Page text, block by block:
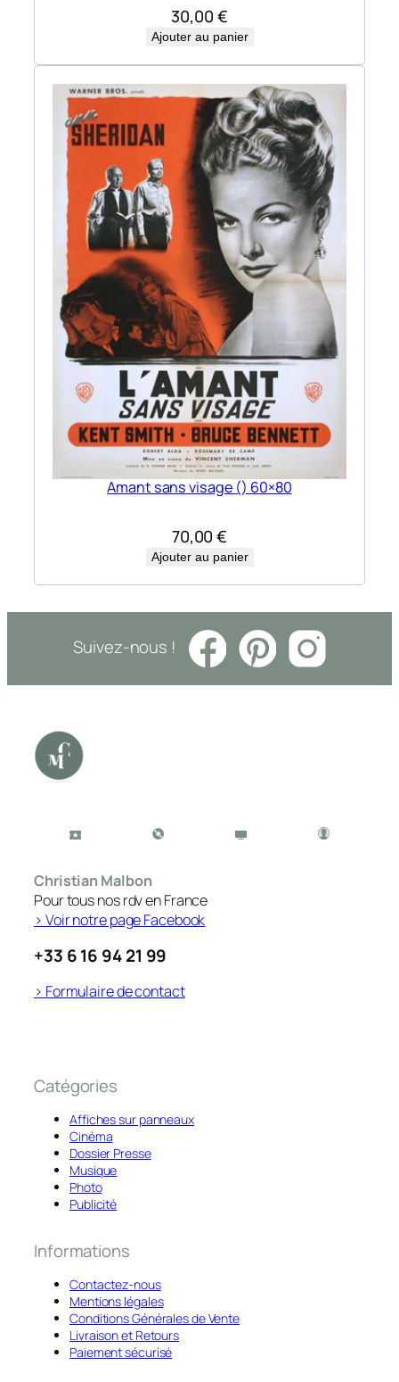
30,00 €
Ajouter au panier
Amant sans visage () 60×80
70,00€
Ajouter au panier
Suivez-nous !
Christian Malbon
Pour tous nos rdv en France
> Voir notre page Facebook
+33 6 16 94 21 99
> Formulaire de contact
Catégories
Affiches sur panneaux
Cinéma
Dossier Presse
Musique
Photo
Publicité
Informations
Contactez-nous
Mentions légales
Conditions Générales de Vente
Livraison et Retours
Paiement sécurisé